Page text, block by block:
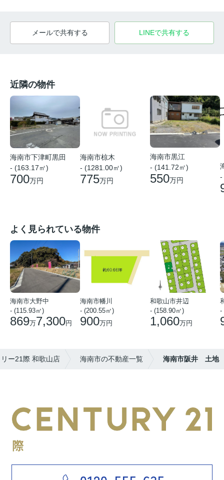
メールで共有する LINEで共有する
近隣の物件
海南市下津町黒田
- (163.17㎡)
700万円
海南市椋木
- (1281.00㎡)
775万円
海南市黒江
- (141.72㎡)
550万円
-
よく見られている物件
海南市大野中
- (115.93㎡)
869万7,300円
海南市幡川
- (200.55㎡)
900万円
和歌山市井辺
- (158.90㎡)
1,060万円
-
ー21際 和歌山店 海南市の不動産一覧 海南市阪井 土地